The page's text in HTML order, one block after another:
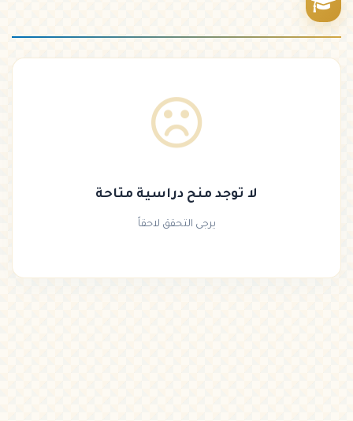
لا توجد منح دراسية متاحة
يرجى التحقق لاحقاً